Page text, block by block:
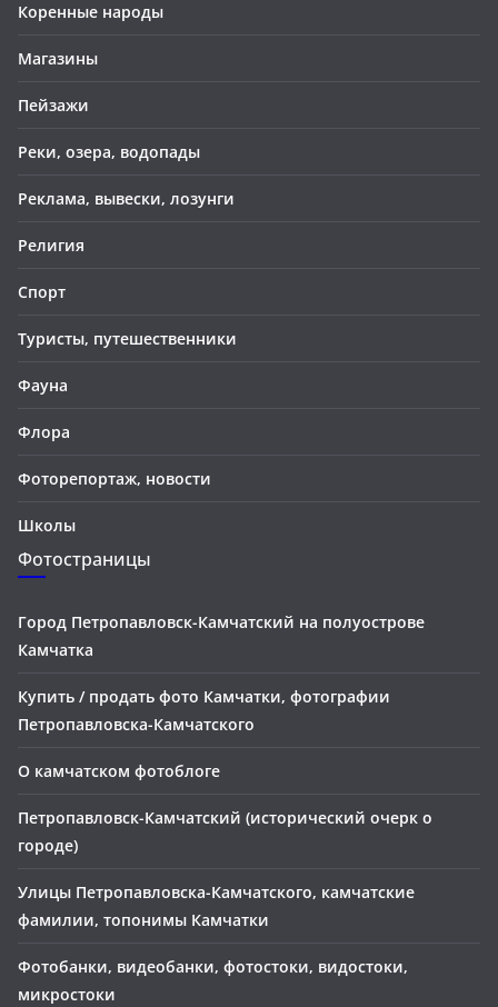
Коренные народы
Магазины
Пейзажи
Реки, озера, водопады
Реклама, вывески, лозунги
Религия
Спорт
Туристы, путешественники
Фауна
Флора
Фоторепортаж, новости
Школы
Фотостраницы
Город Петропавловск-Камчатский на полуострове
Камчатка
Купить / продать фото Камчатки, фотографии
Петропавловска-Камчатского
О камчатском фотоблоге
Петропавловск-Камчатский (исторический очерк о
городе)
Улицы Петропавловска-Камчатского, камчатские
фамилии, топонимы Камчатки
Фотобанки, видеобанки, фотостоки, видостоки,
микростоки